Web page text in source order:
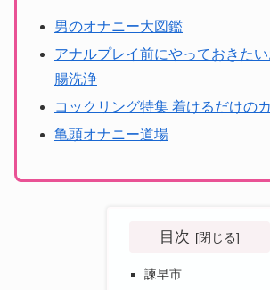
男のオナニー大図鑑
アナルプレイ前にやっておきた
腸洗浄
コックリング特集 着けるだけの
亀頭オナニー道場
目次
諫早市